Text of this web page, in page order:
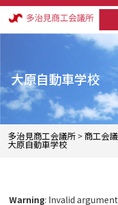
大原自動車学校
多治見商工会議所 > 商工会
大原自動車学校
Warning: Invalid